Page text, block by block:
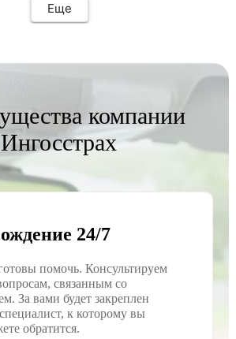
Еще
компании
Ингосстрах
24/7
помочь. Консультируем
связанным со
За вами будет закреплен
к которому вы
обратится.